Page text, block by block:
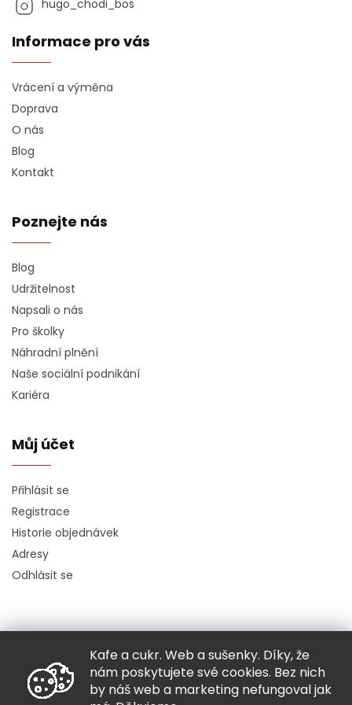
Kafe a cukr. Web a sušenky. Díky, že
nám poskytujete své cookies. Bez nich
by náš web a marketing nefungoval jak
hugo_chodi_bos
Informace pro vás
Vrácení a výměna
Doprava
O nás
Blog
Kontakt
Poznejte nás
Blog
Udržitelnost
Napsali o nás
Pro školky
Náhradní plnění
Naše sociální podnikání
Kariéra
Můj účet
Přihlásit se
Registrace
Historie objednávek
Adresy
Odhlásit se
Copyright 2026Hugo chodí bos. Všechna práva vyhrazena.
Grafický návrh vytvořil a nakódovalShoptak.cz